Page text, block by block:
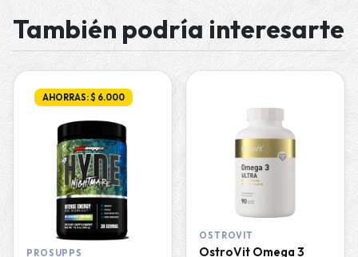
También podría interesarte
AHORRAS: $ 6.000
PROSUPPS
OSTROVIT
OstroVit Omega 3